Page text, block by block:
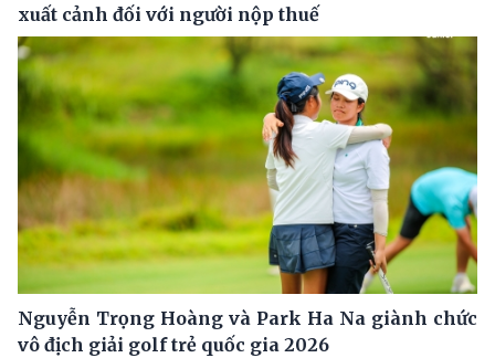
xuất cảnh đối với người nộp thuế
Nguyễn Trọng Hoàng và Park Ha Na giành chức
vô địch giải golf trẻ quốc gia 2026